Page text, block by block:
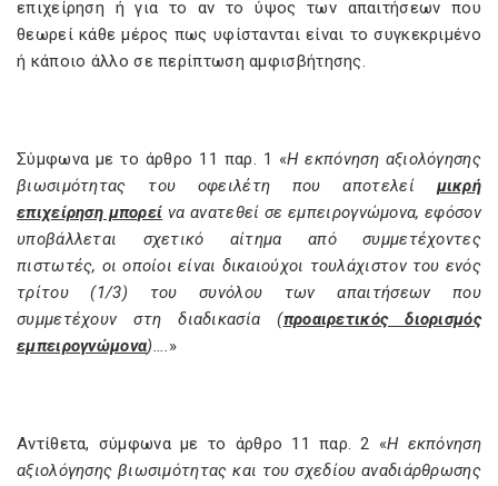
επιχείρηση ή για το αν το ύψος των απαιτήσεων που
θεωρεί κάθε μέρος πως υφίστανται είναι το συγκεκριμένο
ή κάποιο άλλο σε περίπτωση αμφισβήτησης.
Σύμφωνα με το άρθρο 11 παρ. 1 «Η εκπόνηση αξιολόγησης
βιωσιµότητας του οφειλέτη που αποτελεί µικρή
επιχείρηση µπορεί να ανατεθεί σε εµπειρογνώµονα, εφόσον
υποβάλλεται σχετικό αίτηµα από συµµετέχοντες
πιστωτές, οι οποίοι είναι δικαιούχοι τουλάχιστον του ενός
τρίτου (1/3) του συνόλου των απαιτήσεων που
συµµετέχουν στη διαδικασία (προαιρετικός διορισµός
εµπειρογνώµονα)….»
Αντίθετα, σύμφωνα με το άρθρο 11 παρ. 2 «Η εκπόνηση
αξιολόγησης βιωσιµότητας και του σχεδίου αναδιάρθρωσης